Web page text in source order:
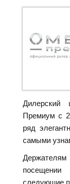
Премиум с
ряд
самыми
Держателям
следующие